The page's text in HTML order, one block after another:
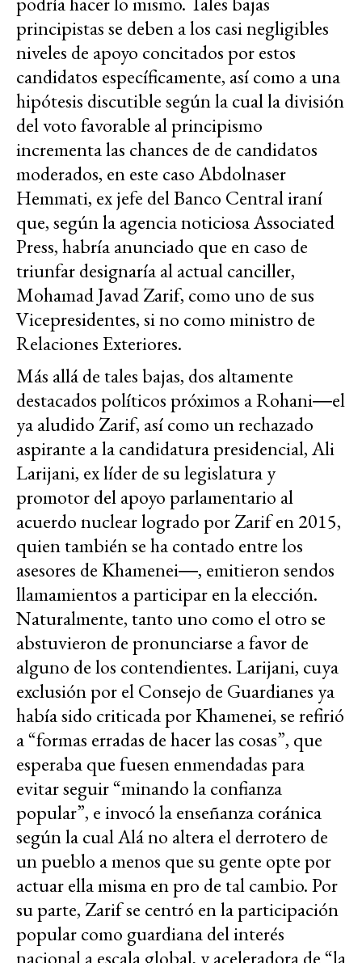
principistas se deben a los casi negligibles
niveles de apoyo concitados por estos
candidatos específicamente, así como a una
hipótesis discutible según la cual la división
del voto favorable al principismo
incrementa las chances de de candidatos
moderados, en este caso Abdolnaser
Hemmati, ex jefe del Banco Central iraní
que, según la agencia noticiosa Associated
Press, habría anunciado que en caso de
triunfar designaría al actual canciller,
Mohamad Javad Zarif, como uno de sus
Vicepresidentes, si no como ministro de
Relaciones Exteriores.
Más allá de tales bajas, dos altamente
destacados políticos próximos a Rohani―el
ya aludido Zarif, así como un rechazado
aspirante a la candidatura presidencial, Ali
Larijani, ex líder de su legislatura y
promotor del apoyo parlamentario al
acuerdo nuclear logrado por Zarif en 2015,
quien también se ha contado entre los
asesores de Khamenei―, emitieron sendos
llamamientos a participar en la elección.
Naturalmente, tanto uno como el otro se
abstuvieron de pronunciarse a favor de
alguno de los contendientes. Larijani, cuya
exclusión por el Consejo de Guardianes ya
había sido criticada por Khamenei, se refirió
a “formas erradas de hacer las cosas”, que
esperaba que fuesen enmendadas para
evitar seguir “minando la confianza
popular”, e invocó la enseñanza coránica
según la cual Alá no altera el derrotero de
un pueblo a menos que su gente opte por
actuar ella misma en pro de tal cambio. Por
su parte, Zarif se centró en la participación
popular como guardiana del interés
nacional a escala global, y aceleradora de “la